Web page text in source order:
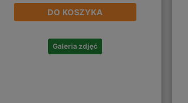
DO KOSZYKA
Galeria zdjęć